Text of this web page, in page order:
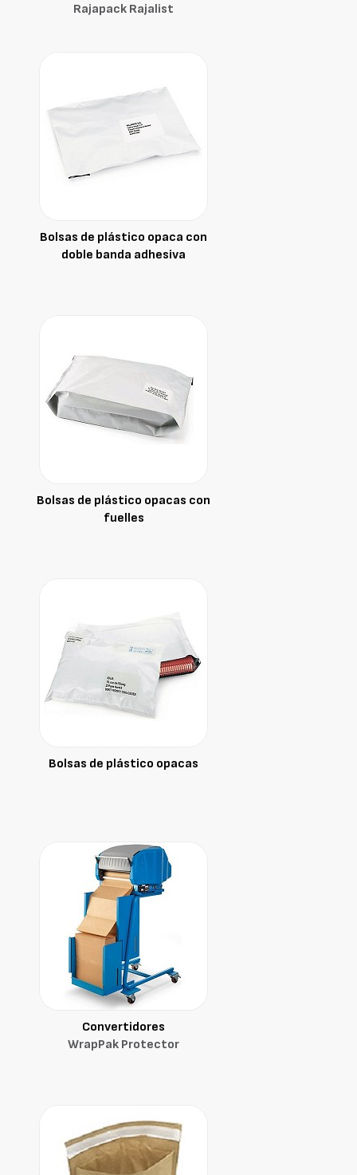
Rajapack Rajalist
Bolsas de plástico opaca con
doble banda adhesiva
Bolsas de plástico opacas con
fuelles
Bolsas de plástico opacas
Convertidores
WrapPak Protector